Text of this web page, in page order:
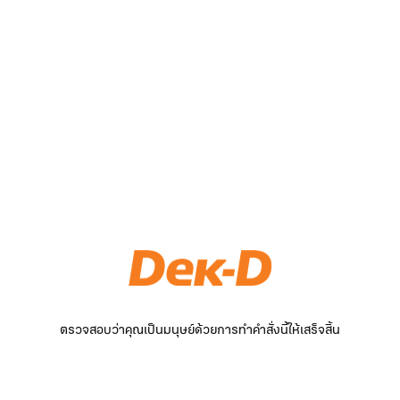
ตรวจสอบว่าคุณเป็นมนุษย์ด้วยการทำคำสั่งนี้ให้เสร็จสิ้น